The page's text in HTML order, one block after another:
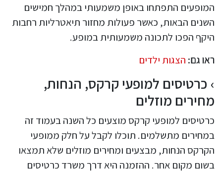
המופעים התפתחו באופן משמעותי במהלך חמישים
השנים הבאות, כאשר פעולות מחזור תיאטרליות רחבות
היקף הפכו לתכונה משמעותית במופע.
ראו גם: הצגות ילדים
כרטיסים למופעי קרקס, הנחות,
מחירים מוזלים
כרטיסים למופעי קרקס מוצעים כל השנה בעמוד זה
במחירים מתשלמים. תוכלו לקבל על חלק ממופעי
הקרקס הנחות, מבצעים ומחירים מוזלים שלא תמצאו
בשום מקום אחר. ההזמנה היא דרך משרד כרטיסים